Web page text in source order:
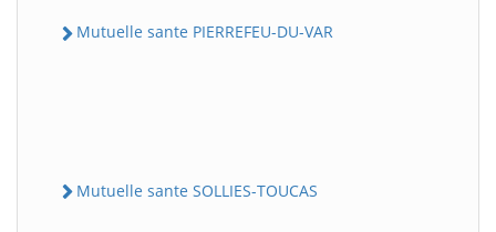
Mutuelle sante PIERREFEU-DU-VAR
Mutuelle sante SOLLIES-TOUCAS